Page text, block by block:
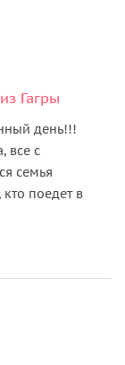
Гагры
день!!!
все с
семья
поедет в